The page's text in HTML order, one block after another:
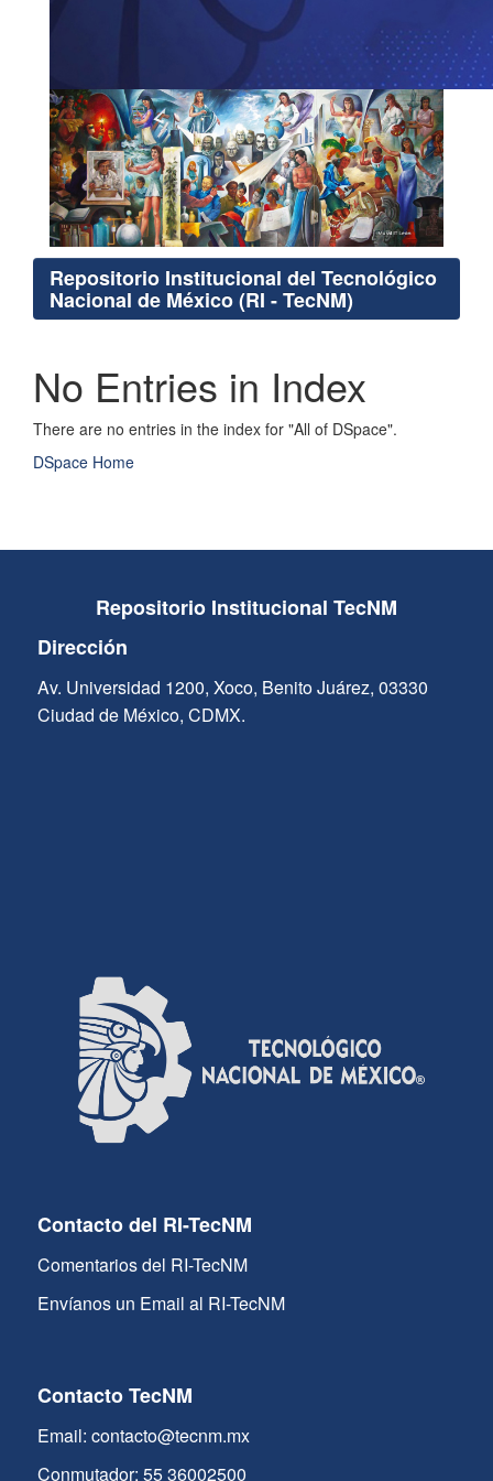
Repositorio Institucional del Tecnológico
Nacional de México (RI - TecNM)
No Entries in Index
There are no entries in the index for "All of DSpace".
DSpace Home
Repositorio Institucional TecNM
Dirección
Av. Universidad 1200, Xoco, Benito Juárez, 03330
Ciudad de México, CDMX.
Contacto del RI-TecNM
Comentarios del RI-TecNM
Envíanos un Email al RI-TecNM
Contacto TecNM
Email: contacto@tecnm.mx
Conmutador: 55 36002500